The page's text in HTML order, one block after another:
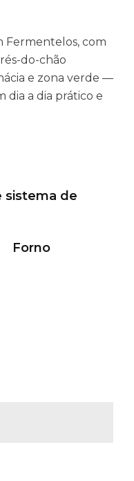
Fermentelos, com
rés-do-chão
e zona verde —
dia a dia prático e
sistema de
Forno